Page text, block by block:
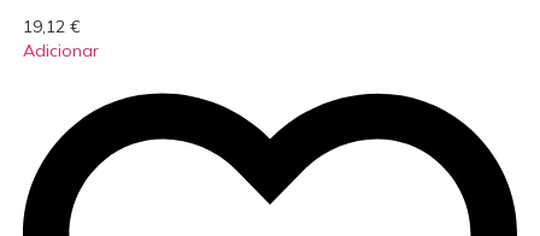
19,12 €
Adicionar